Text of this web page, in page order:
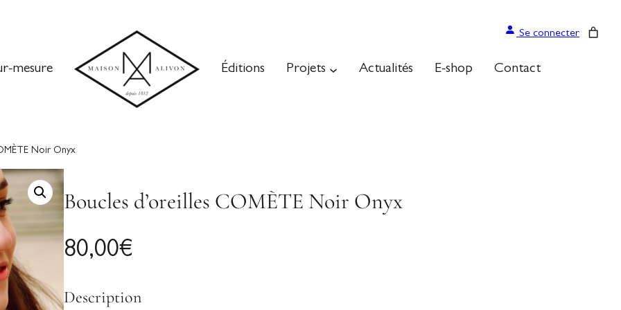
Se connecter
mesure Éditions Projets Actualités E-shop Contact
Noir Onyx
Boucles d’oreilles COMÈTE Noir Onyx
80,00€
Description